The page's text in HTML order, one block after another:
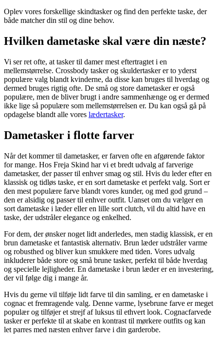
Oplev vores forskellige skindtasker og find den perfekte taske, der
både matcher din stil og dine behov.
Hvilken dametaske skal være din næste?
Vi ser ret ofte, at tasker til damer mest eftertragtet i en
mellemstørrelse. Crossbody tasker og skuldertasker er to yderst
populære valg blandt kvinderne, da disse kan bruges til hverdag og
dermed bruges rigtig ofte. De små og store dametasker er også
populære, men de bliver brugt i andre sammenhænge og er dermed
ikke lige så populære som mellemstørrelsen er. Du kan også gå på
opdagelse blandt alle vores lædertasker.
Dametasker i flotte farver
Når det kommer til dametasker, er farven ofte en afgørende faktor
for mange. Hos Freja Skind har vi et bredt udvalg af farverige
dametasker, der passer til enhver smag og stil. Hvis du leder efter en
klassisk og tidløs taske, er en sort dametaske et perfekt valg. Sort er
den mest populære farve blandt vores kunder, og med god grund –
den er alsidig og passer til enhver outfit. Uanset om du vælger en
sort dametaske i læder eller en lille sort clutch, vil du altid have en
taske, der udstråler elegance og enkelhed.
For dem, der ønsker noget lidt anderledes, men stadig klassisk, er en
brun dametaske et fantastisk alternativ. Brun læder udstråler varme
og robusthed og bliver kun smukkere med tiden. Vores udvalg
inkluderer både store og små brune tasker, perfekt til både hverdag
og specielle lejligheder. En dametaske i brun læder er en investering,
der vil følge dig i mange år.
Hvis du gerne vil tilføje lidt farve til din samling, er en dametaske i
cognac et fremragende valg. Denne varme, lysebrune farve er meget
populær og tilføjer et strejf af luksus til ethvert look. Cognacfarvede
tasker er perfekte til at skabe en kontrast til mørkere outfits og kan
let parres med næsten enhver farve i din garderobe.